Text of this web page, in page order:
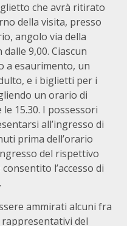
che avrà ritirato
della visita, presso
angolo via della
9,00. Ciascun
a esaurimento, un
e i biglietti per i
un orario di
15.30. I possessori
all’ingresso di
prima dell’orario
del rispettivo
l’accesso di
ammirati alcuni fra
del